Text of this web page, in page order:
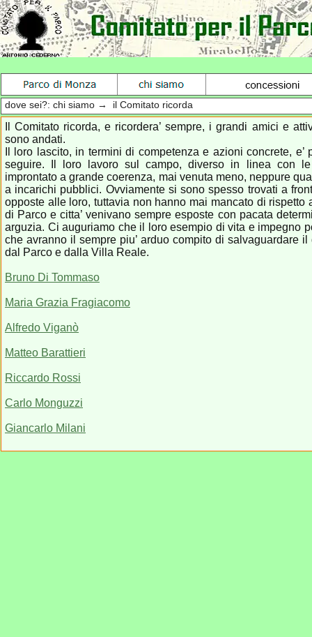
dove sei?: chi siamo → il Comitato ricorda
Il Comitato ricorda, e ricordera’ sempre, i grandi amici e
sono andati.
Il loro lascito, in termini di competenza e azioni concrete,
seguire. Il loro lavoro sul campo, diverso in linea con le
improntato a grande coerenza, mai venuta meno, neppure
a incarichi pubblici. Ovviamente si sono spesso trovati a
opposte alle loro, tuttavia non hanno mai mancato di rispetto
di Parco e citta’ venivano sempre esposte con pacata
arguzia. Ci auguriamo che il loro esempio di vita e impegno
che avranno il sempre piu’ arduo compito di salvaguardare
dal Parco e dalla Villa Reale.
Bruno Di Tommaso
Maria Grazia Fragiacomo
Alfredo Viganò
Matteo Barattieri
Riccardo Rossi
Carlo Monguzzi
Giancarlo Milani